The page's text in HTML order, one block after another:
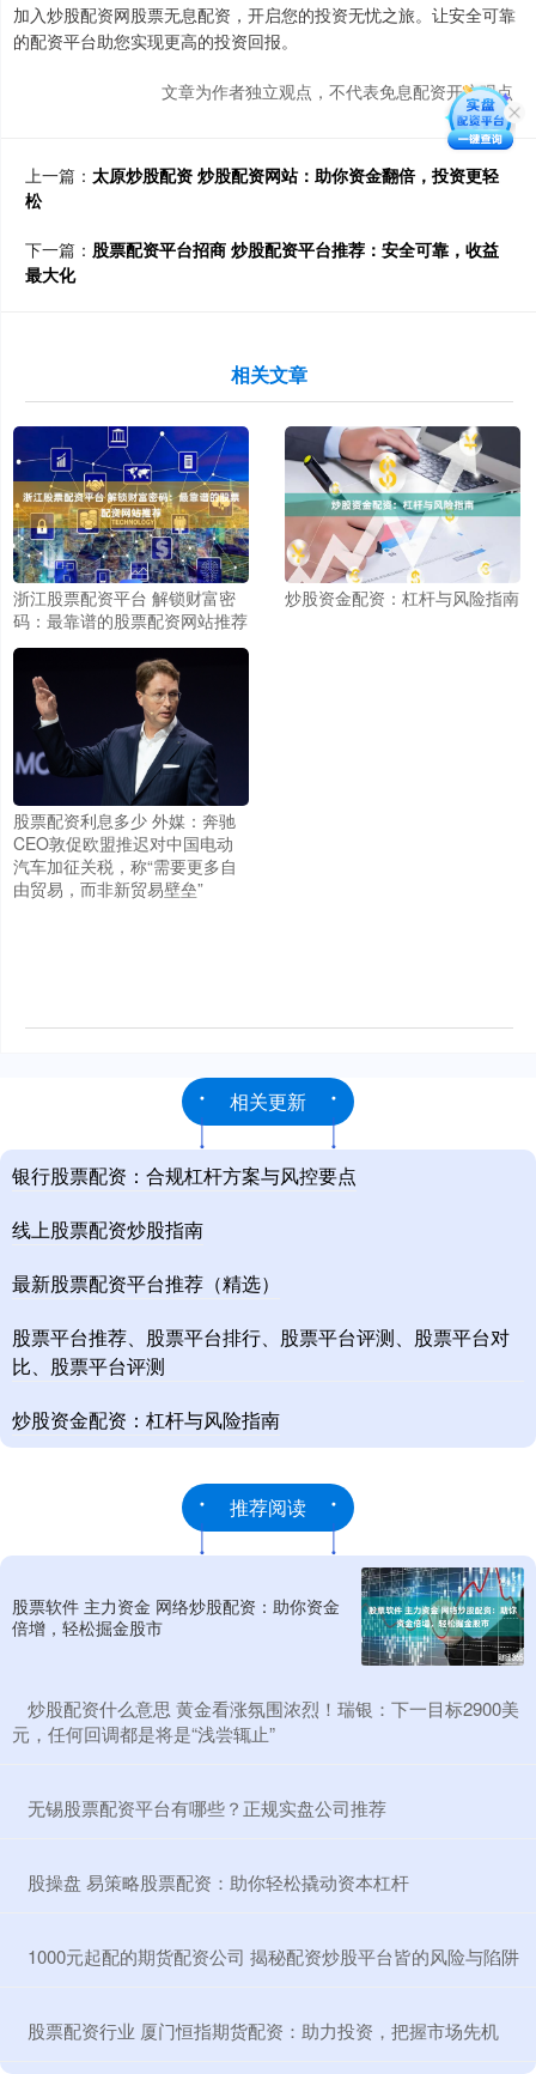
加入炒股配资网股票无息配资，开启您的投资无忧之旅。让安全可靠
的配资平台助您实现更高的投资回报。
文章为作者独立观点，不代表免息配资开户观点
上一篇： 太原炒股配资 炒股配资网站：助你资金翻倍，投资更轻
松
下一篇： 股票配资平台招商 炒股配资平台推荐：安全可靠，收益
最大化
相关文章
浙江股票配资平台 解锁财富密
码：最靠谱的股票配资网站推荐
炒股资金配资：杠杆与风险指南
股票配资利息多少 外媒：奔驰
CEO敦促欧盟推迟对中国电动
汽车加征关税，称“需要更多自
由贸易，而非新贸易壁垒”
相关更新
银行股票配资：合规杠杆方案与风控要点
线上股票配资炒股指南
最新股票配资平台推荐（精选）
股票平台推荐、股票平台排行、股票平台评测、股票平台对
比、股票平台评测
炒股资金配资：杠杆与风险指南
推荐阅读
股票软件 主力资金 网络炒股配资：助你资金
倍增，轻松掘金股市
​炒股配资什么意思 黄金看涨氛围浓烈！瑞银：下一目标2900美
元，任何回调都是将是“浅尝辄止”
​无锡股票配资平台有哪些？正规实盘公司推荐
​股操盘 易策略股票配资：助你轻松撬动资本杠杆
​1000元起配的期货配资公司 揭秘配资炒股平台皆的风险与陷阱
​股票配资行业 厦门恒指期货配资：助力投资，把握市场先机